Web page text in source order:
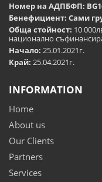
Номер на АДПБФП:
Бенефициент: Сами
Обща стойност: 10
национално
Начало: 25.01.2021г.
Край: 25.04.2021г.
INFORMATION
Home
About us
Our Clients
Partners
Services